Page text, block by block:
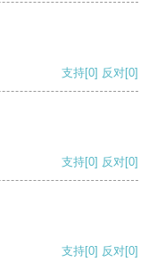
支持[0] 反对[0]
支持[0] 反对[0]
支持[0] 反对[0]